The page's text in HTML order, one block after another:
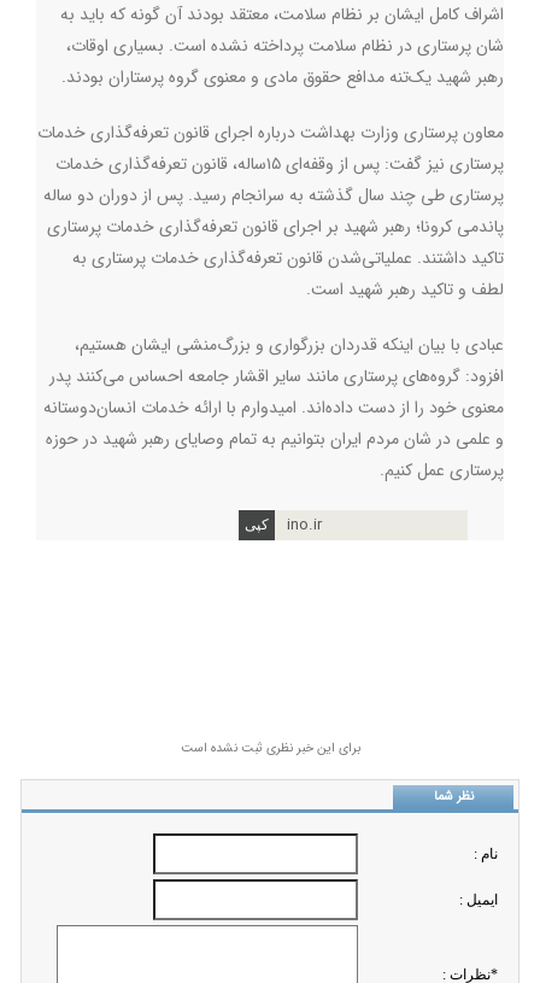
اشراف کامل ایشان بر نظام سلامت، معتقد بودند آن گونه که باید به
شان پرستاری در نظام سلامت پرداخته نشده‌ است. بسیاری اوقات،
رهبر شهید یک‌تنه مدافع حقوق مادی و معنوی گروه پرستاران بودند.
معاون پرستاری وزارت بهداشت درباره اجرای قانون تعرفه‌گذاری خدمات
پرستاری نیز گفت: پس از وقفه‌ای ۱۵ساله، قانون تعرفه‌گذاری خدمات
پرستاری طی چند سال گذشته به سرانجام رسید. پس از دوران دو ساله
پاندمی کرونا؛ رهبر شهید بر اجرای قانون تعرفه‌گذاری خدمات پرستاری
تاکید داشتند. عملیاتی‌شدن قانون تعرفه‌گذاری خدمات پرستاری به
لطف و تاکید رهبر شهید است.
عبادی با بیان اینکه قدردان بزرگواری و بزرگ‌منشی ایشان هستیم،
افزود: گروه‌های پرستاری مانند سایر اقشار جامعه احساس می‌کنند پدر
معنوی خود را از دست‌ داده‌اند. امیدوارم با ارائه خدمات انسان‌دوستانه
و علمی در شان مردم ایران بتوانیم به تمام وصایای رهبر شهید در حوزه
پرستاری عمل کنیم.
ino.ir
برای این خبر نظری ثبت نشده است
نظر شما
نام :
ايميل :
*نظرات :